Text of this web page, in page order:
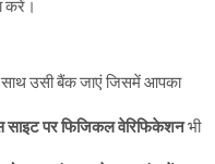
करें।
उसी बैंक जाएं जिसमें आपका
साइट पर फिजिकल वेरिफिकेशनभी